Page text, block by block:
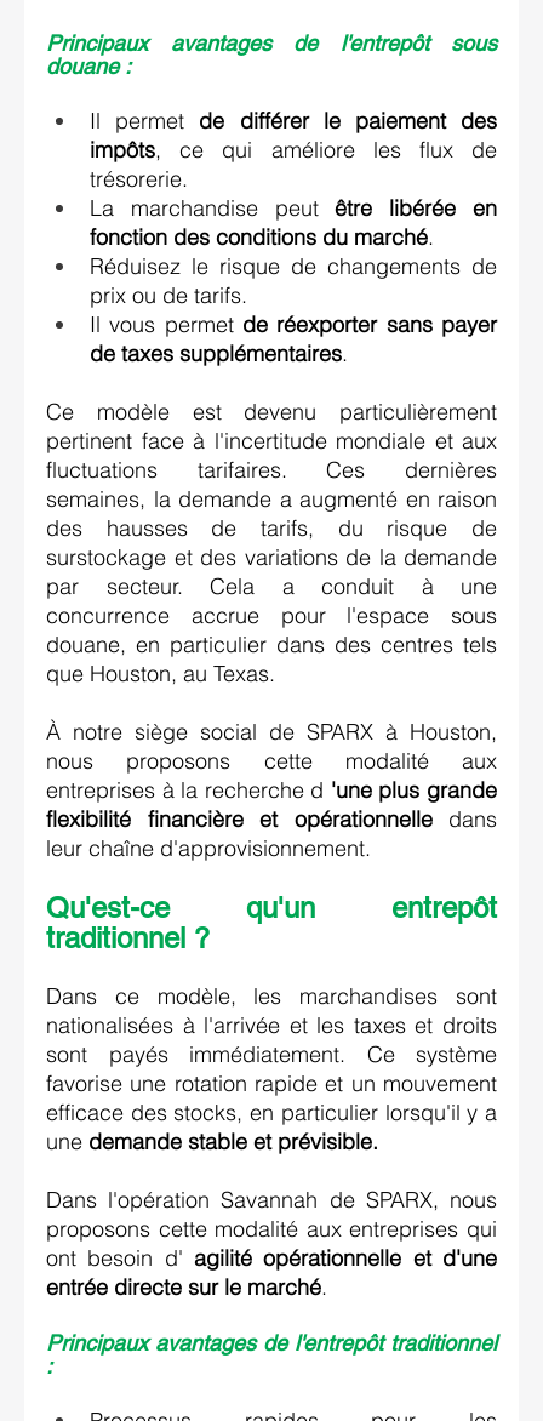
Principaux avantages de l'entrepôt sous
douane :
Il permet de différer le paiement des
impôts, ce qui améliore les flux de
trésorerie.
La marchandise peut être libérée en
fonction des conditions du marché.
Réduisez le risque de changements de
prix ou de tarifs.
Il vous permet de réexporter sans payer
de taxes supplémentaires.
Ce modèle est devenu particulièrement
pertinent face à l'incertitude mondiale et aux
fluctuations tarifaires. Ces dernières
semaines, la demande a augmenté en raison
des hausses de tarifs, du risque de
surstockage et des variations de la demande
par secteur. Cela a conduit à une
concurrence accrue pour l'espace sous
douane, en particulier dans des centres tels
que Houston, au Texas.
À notre siège social de SPARX à Houston,
nous proposons cette modalité aux
entreprises à la recherche d 'une plus grande
flexibilité financière et opérationnelle dans
leur chaîne d'approvisionnement.
Qu'est-ce qu'un
entrepôt
traditionnel ?
Dans ce modèle, les marchandises sont
nationalisées à l'arrivée et les taxes et droits
sont payés immédiatement. Ce système
favorise une rotation rapide et un mouvement
efficace des stocks, en particulier lorsqu'il y a
une demande stable et prévisible.
Dans l'opération Savannah de SPARX, nous
proposons cette modalité aux entreprises qui
ont besoin d' agilité opérationnelle et d'une
entrée directe sur le marché.
Principaux avantages de l'entrepôt traditionnel
: